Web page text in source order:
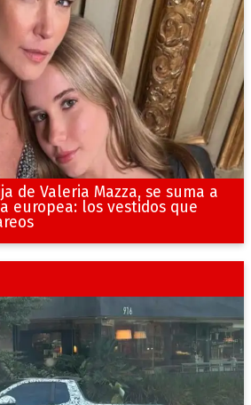
de Valeria Mazza, se suma a
europea: los vestidos que